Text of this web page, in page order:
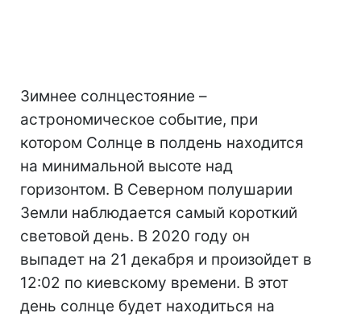
Зимнее солнцестояние –
астрономическое событие, при
котором Солнце в полдень находится
на минимальной высоте над
горизонтом. В Северном полушарии
Земли наблюдается самый короткий
световой день. В 2020 году он
выпадет на 21 декабря и произойдет в
12:02 по киевскому времени. В этот
день солнце будет находиться на